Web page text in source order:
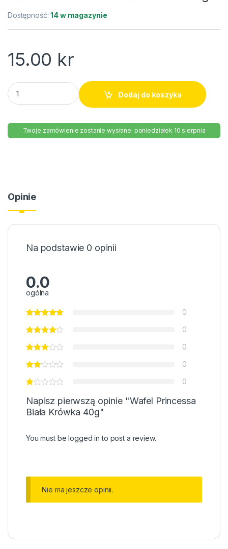
Dostępność:14 w magazynie
15.00 kr
Wafel Princessa Biała Krówka 40g quantity
Dodaj do koszyka
Twoje zamówienie zostanie wysłane: poniedziałek 10 sierpnia
Opinie
Na podstawie 0 opinii
0.0
ogólna
0
0
0
0
0
Napisz pierwszą opinie "Wafel Princessa
Biała Krówka 40g"
You must belogged in to post a review.
Nie ma jeszcze opinii.